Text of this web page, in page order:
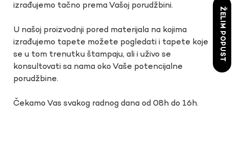
izrađujemo tačno prema Vašoj porudžbini.
U našoj proizvodnji pored materijala na kojima
izrađujemo tapete možete pogledati i tapete koje
se u tom trenutku štampaju, ali i uživo se
konsultovati sa nama oko Vaše potencijalne
porudžbine.
Čekamo Vas svakog radnog dana od 08h do 16h.
ŽELIM POPUST